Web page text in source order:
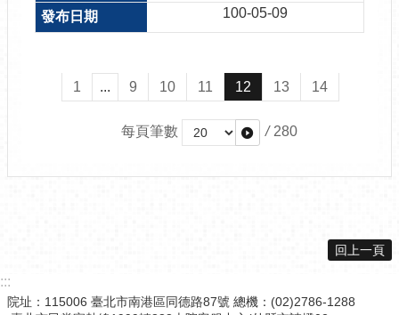
100-05-09
1 ... 9 10 11 12 13 14
每頁筆數 / 280
回上一頁
:::
院址：115006 臺北市南港區同德路87號 總機：(02)2786-1288